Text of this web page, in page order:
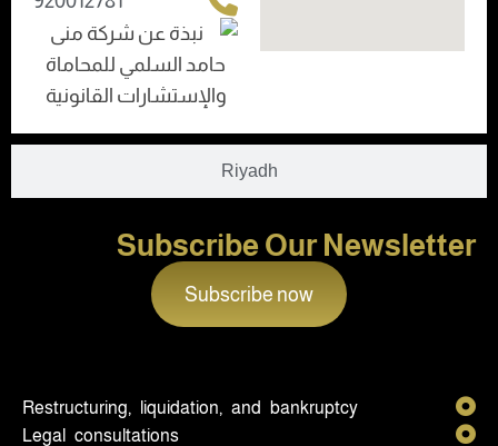
Riyadh
Subscribe Our Newsletter
Subscribe now
Restructuring, liquidation, and bankruptcy
Legal consultations